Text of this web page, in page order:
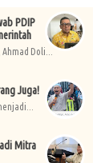
PDIP
Doli...
Juga!
Mitra